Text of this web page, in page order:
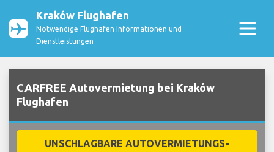
Kraków Flughafen
Notwendige Flughafen Informationen und
Dienstleistungen
CARFREE Autovermietung bei Kraków
Flughafen
UNSCHLAGBARE AUTOVERMIETUNGS-